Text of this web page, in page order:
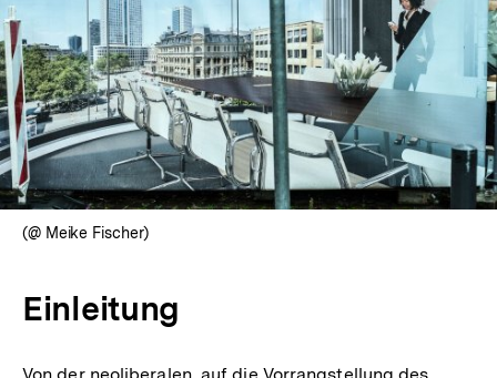
(@ Meike Fischer)
Einleitung